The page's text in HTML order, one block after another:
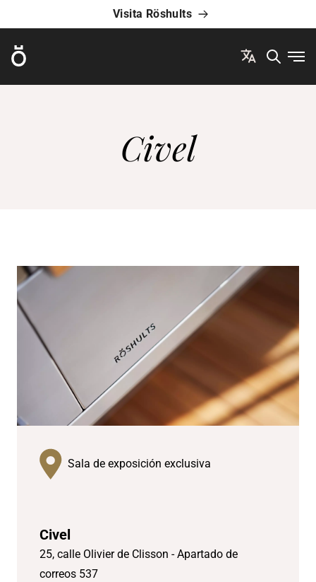
Visita Röshults
Röshults
Civel
Sala de exposición exclusiva
Civel
25, calle Olivier de Clisson - Apartado de
correos 537